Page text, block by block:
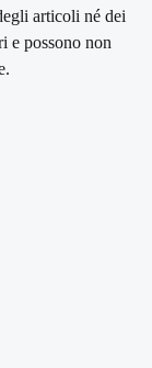
articoli né dei
e possono non